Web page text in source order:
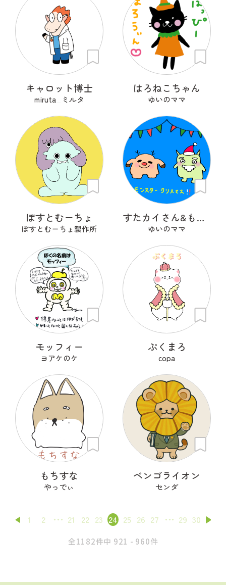
キャロット博士
miruta_ミルタ
はろねこちゃん
ゆいのママ
ぼすとむーちょ
ぼすとむーちょ製作所
すたカイさん&もんサンタさん
ゆいのママ
モッフィー
ヨアケのケ
ぷくまろ
copa
もちすな
やっでぃ
ベンゴライオン
センダ
1 2 21 22 23 24 25 26 27 29 30
全1182件中 921 - 960件